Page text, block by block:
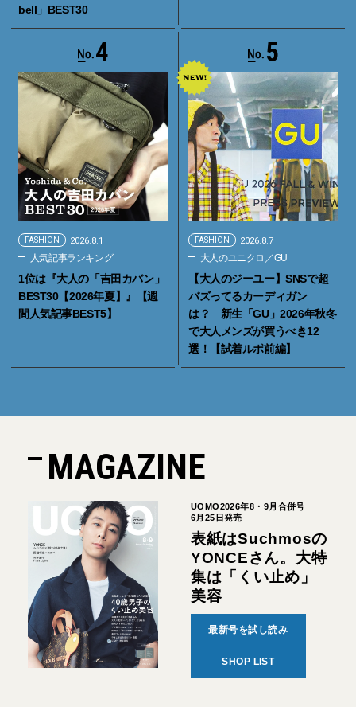
bell」BEST30
4
FASHION 2026.8.1
人気記事ランキング
1位は『大人の「吉田カバン」
BEST30【2026年夏】』【週
間人気記事BEST5】
5
FASHION 2026.8.7
大人のユニクロ／GU
【大人のジーユー】SNSで超
バズってるカーディガン
は？ 新生「GU」2026年秋冬
で大人メンズが買うべき12
選！【試着ルポ前編】
MAGAZINE
UOMO2026年8・9月合併号
6月25日発売
表紙はSuchmosの
YONCEさん。大特
集は「くい止め」
美容
最新号を試し読み
SHOP LIST